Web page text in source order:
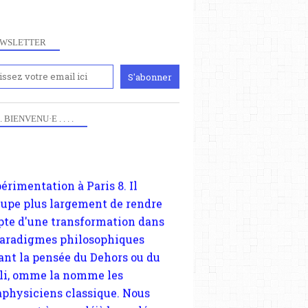
. BIENVENU·E . . . .
ce site, créé
lors du mouvement anti-CPE,
compte de l'actualité et de
à Paris 8. Il
plus largement de rendre
omme la nomme les
classique. Nous
quant à nous déjà basculé
dans la modernité
résolvant la plupart des
philosophique du WWe
Cette pensée hors contrat est